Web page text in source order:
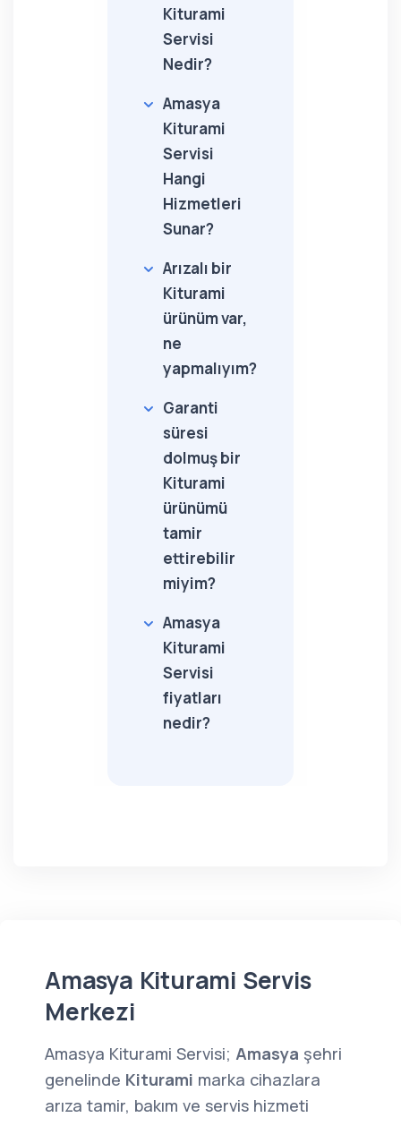
Kiturami
Servisi
Nedir?
Amasya
Kiturami
Servisi
Hangi
Hizmetleri
Sunar?
Arızalı bir
Kiturami
ürünüm var,
ne
yapmalıyım?
Garanti
süresi
dolmuş bir
Kiturami
ürünümü
tamir
ettirebilir
miyim?
Amasya
Kiturami
Servisi
fiyatları
nedir?
Amasya Kiturami Servis
Merkezi
Amasya Kiturami Servisi; Amasya şehri
genelinde Kiturami marka cihazlara
arıza tamir, bakım ve servis hizmeti